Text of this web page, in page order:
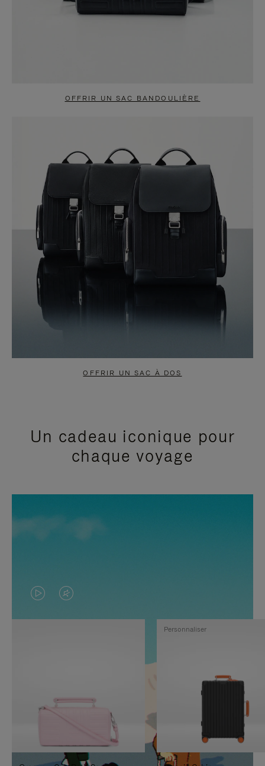
OFFRIR UN SAC BANDOULIÈRE
OFFRIR UN SAC À DOS
Un cadeau iconique pour
chaque voyage
LA
VIDÉO
PAUSE,
APPUYEZ
SUR
LE
SON
DÉSACTIVÉ.
VEUILLEZ
Personnaliser